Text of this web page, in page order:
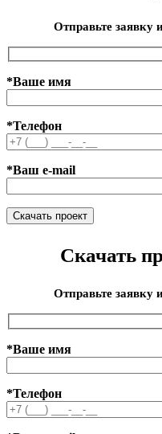
Отправьте
*Ваше имя
*Телефон
*Ваш e-mail
Скачать
Отправьте
*Ваше имя
*Телефон